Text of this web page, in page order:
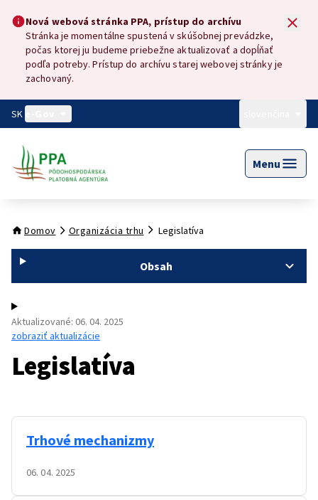
Preskočiť na hlavný obsah
Nová webová stránka PPA, prístup do archívu
Nová webová stránka PPA, prístup do archívu
Stránka je momentálne spustená v skúšobnej prevádzke,
počas ktorej ju budeme priebežne aktualizovať a dopĺňať
podľa potreby. Prístup do archívu starej webovej stránky je
zachovaný.
SK
Menu
Domov Organizácia trhu Legislatíva
Obsah
Aktualizované: 06. 04. 2025
zobraziť aktualizácie
Legislatíva
Trhové mechanizmy
06. 04. 2025